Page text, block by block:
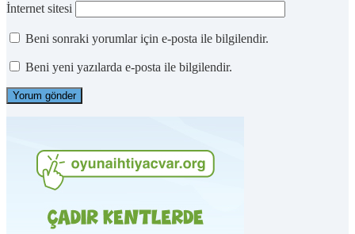
İnternet sitesi
Beni sonraki yorumlar için e-posta ile bilgilendir.
Beni yeni yazılarda e-posta ile bilgilendir.